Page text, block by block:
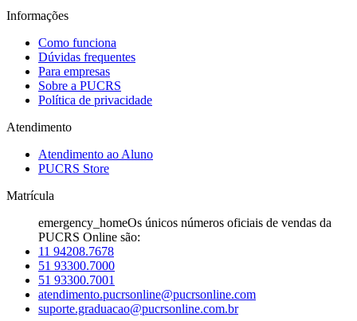
Informações
Como funciona
Dúvidas frequentes
Para empresas
Sobre a PUCRS
Política de privacidade
Atendimento
Atendimento ao Aluno
PUCRS Store
Matrícula
emergency_homeOs únicos números oficiais de vendas da
PUCRS Online são:
11 94208.7678
51 93300.7000
51 93300.7001
atendimento.pucrsonline@pucrsonline.com
suporte.graduacao@pucrsonline.com.br